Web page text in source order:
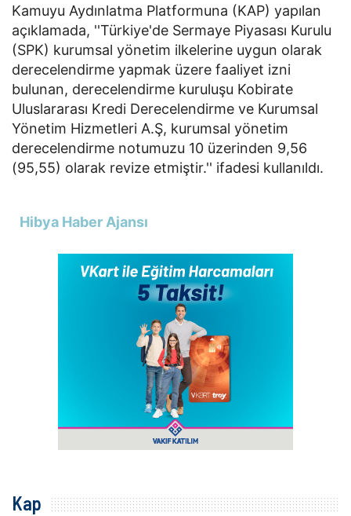
Kamuyu Aydınlatma Platformuna (KAP) yapılan
açıklamada, ''Türkiye'de Sermaye Piyasası Kurulu
(SPK) kurumsal yönetim ilkelerine uygun olarak
derecelendirme yapmak üzere faaliyet izni
bulunan, derecelendirme kuruluşu Kobirate
Uluslararası Kredi Derecelendirme ve Kurumsal
Yönetim Hizmetleri A.Ş, kurumsal yönetim
derecelendirme notumuzu 10 üzerinden 9,56
(95,55) olarak revize etmiştir.'' ifadesi kullanıldı.
Hibya Haber Ajansı
Kap